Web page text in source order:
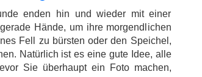
enden hin und wieder mit einer
Hände, um ihre morgendlichen
Fell zu bürsten oder den Speichel,
Natürlich ist es eine gute Idee, alle
Sie überhaupt ein Foto machen,